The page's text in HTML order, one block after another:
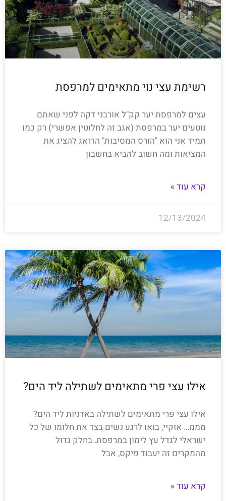
רשימת עצי נוי מתאימים למרפסת
עצים למרפסת יער קק"ל אורבני דקה לפני שאתם
נוטעים יער במרפסת (אגב זה לחלוטין אפשרי) רק כמו
תמיד אני הוא "הורס המסיבות" הדואג להציג את
המציאות ומה חשוב להביא בחשבון
קרא עוד »
12/13/2024
אילו עצי פרי מתאימים לשתילה ליד הים?
אילו עצי פרי מתאימים לשתילה באדניות ליד הים?
מממ… אוקיי, בואו לרגע נשים בצד את חלומו של כל
ישראלי לגדל עץ לימון במרפסת. בחלק גדול
מהמקרים זה יעבוד פיקס, אבל
קרא עוד »